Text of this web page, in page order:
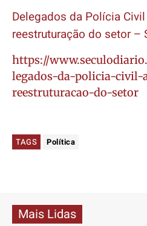
Delegados da Polícia
reestruturação do setor –
https://
legados-da-policia-
reestruturacao-do-setor
TAGS Política
Mais Lidas